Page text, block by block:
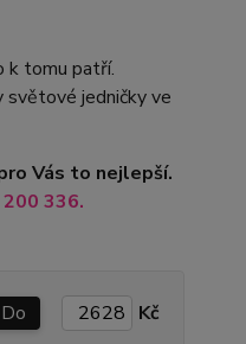
k tomu patří.
světové jedničky ve
Vás to nejlepší.
336.
Do Kč